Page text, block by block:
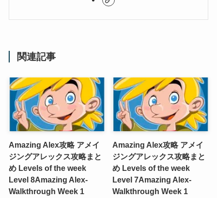
関連記事
Amazing Alex攻略 アメイ
ジングアレックス攻略まと
め Levels of the week
Level 8Amazing Alex-
Walkthrough Week 1
Amazing Alex攻略 アメイ
ジングアレックス攻略まと
め Levels of the week
Level 7Amazing Alex-
Walkthrough Week 1